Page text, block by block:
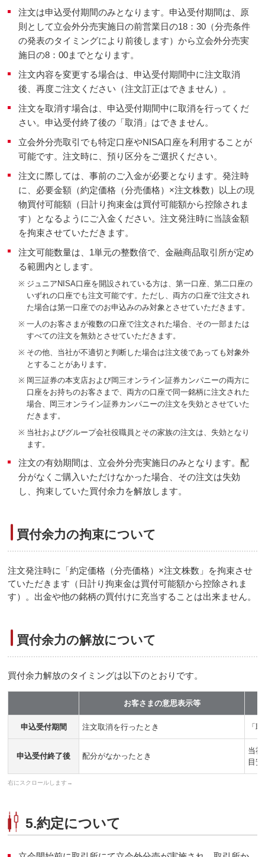
注文は申込受付期間のみとなります。申込受付期間は、原
則として立会外分売実施日の前営業日の18：30（分売条件
の発表のタイミングにより前後します）から立会外分売実
施日の8：00までとなります。
注文内容を変更する場合は、申込受付期間中に注文取消
後、再度ご注文ください（注文訂正はできません）。
注文を取消す場合は、申込受付期間中に取消を行ってくだ
さい。申込受付終了後の「取消」はできません。
立会外分売取引でも特定口座やNISA口座を利用することが
可能です。注文時に、預り区分をご選択ください。
注文に際しては、事前のご入金が必要となります。発注時
に、必要金額（約定価格（分売価格）×注文株数）以上の現
物買付可能額（日計り拘束金は買付可能額から控除されま
す）となるようにご入金ください。注文発注時に当該金額
を拘束させていただきます。
注文可能数量は、1単元の整数倍で、金融商品取引所が定め
る範囲内とします。
※ ジュニアNISA口座を開設されている方は、第一口座、第二口座の
いずれの口座でも注文可能です。ただし、両方の口座で注文され
た場合は第一口座でのお申込みのみ対象とさせていただきます。
※ 一人のお客さまが複数の口座で注文された場合、その一部または
すべての注文を無効とさせていただきます。
※ その他、当社が不適切と判断した場合は注文後であっても対象外
とすることがあります。
※ 岡三証券の本支店および岡三オンライン証券カンパニーの両方に
口座をお持ちのお客さまで、両方の口座で同一銘柄に注文された
場合、岡三オンライン証券カンパニーの注文を失効とさせていた
だきます。
※ 当社およびグループ会社役職員とその家族の注文は、失効となり
ます。
注文の有効期間は、立会外分売実施日のみとなります。配
分がなくご購入いただけなかった場合、その注文は失効
し、拘束していた買付余力を解放します。
買付余力の拘束について
注文発注時に「約定価格（分売価格）×注文株数」を拘束させ
ていただきます（日計り拘束金は買付可能額から控除されま
す）。出金や他の銘柄の買付けに充当することは出来ません。
買付余力の解放について
買付余力解放のタイミングは以下のとおりです。
お客さまの意思表示等
申込受付期間 注文取消を行ったとき 「
申込受付終了後 配分がなかったとき
当
目
5.約定について